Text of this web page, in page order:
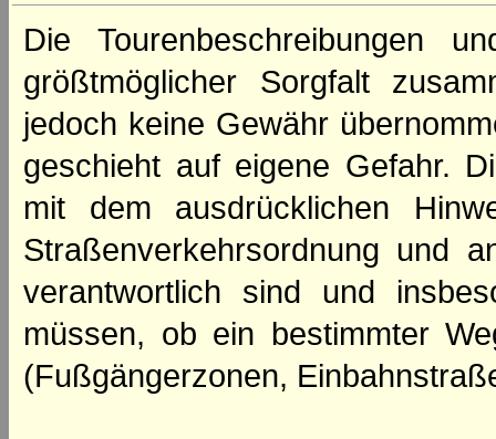
Die Tourenbeschreibungen
größtmöglicher Sorgfalt
jedoch keine Gewähr
geschieht auf eigene Gefahr.
mit dem ausdrücklichen
Straßenverkehrsordnung und
verantwortlich sind und
müssen, ob ein bestimmter
(Fußgängerzonen,